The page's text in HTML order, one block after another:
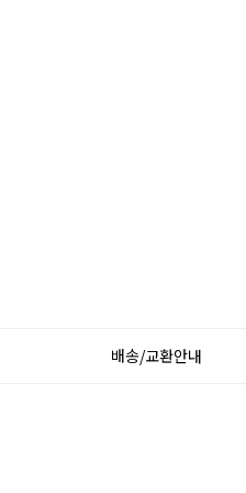
배송/교환안내